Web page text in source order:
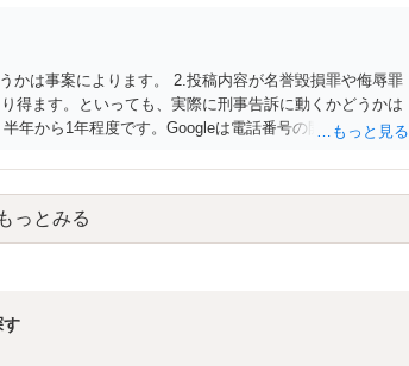
かは事案によります。 2.投稿内容が名誉毀損罪や侮辱罪
得ます。といっても、実際に刑事告訴に動くかどうかは
年から1年程度です。Googleは電話番号の開示請求もで
開示請求者はある程度対象者を特定できている（ただし
求をする）というケースが比較的多いと思われます。
もっとみる
す